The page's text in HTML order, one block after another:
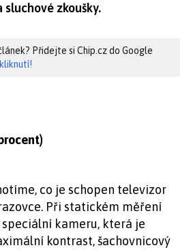
zkoušky.
Přidejte si Chip.cz do Google
co je schopen televizor
Při statickém měření
kameru, která je
kontrast, šachovnicový